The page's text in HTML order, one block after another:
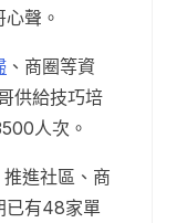
聲。
、商圈等資
供給技巧培
人次。
進社區、商
已有48家單